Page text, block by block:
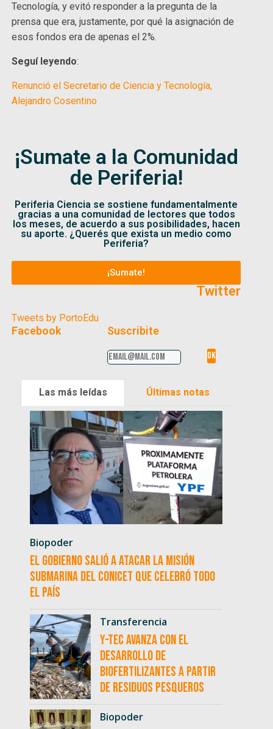
Tecnología, y evitó responder a la pregunta de la
prensa que era, justamente, por qué la asignación de
esos fondos era de apenas el 2%.
Seguí leyendo:
Renunció el Secretario de Ciencia y Tecnología,
Alejandro Cosentino
¡Sumate a la Comunidad
de Periferia!
Periferia Ciencia se sostiene fundamentalmente
gracias a una comunidad de lectores que todos
los meses, de acuerdo a sus posibilidades, hacen
su aporte. ¿Querés que exista un medio como
Periferia?
¡Sumate!
Twitter
Tweets by PortoEdu
Facebook Suscribite
Las más leídas Últimas notas
Biopoder
El Gobierno salió a atacar la misión
submarina del CONICET que celebró todo
el país
Transferencia
Y-TEC avanza con el
desarrollo de
biofertilizantes a partir
de residuos pesqueros
Biopoder